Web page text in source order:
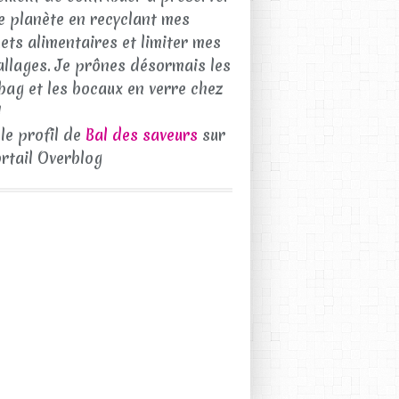
planète en recyclant mes
alimentaires et limiter mes
Je prônes désormais les
et les bocaux en verre chez
profil de Bal des saveurs sur
Overblog